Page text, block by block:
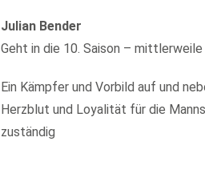
Julian Bender
Geht in die 10. Saison –
Ein Kämpfer und Vorbild auf und
Herzblut und Loyalität für die
zuständig